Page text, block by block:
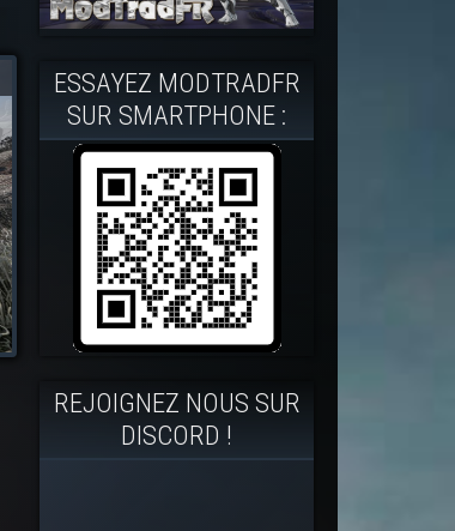
ESSAYEZ MODTRADFR
SUR SMARTPHONE :
REJOIGNEZ NOUS SUR
DISCORD !